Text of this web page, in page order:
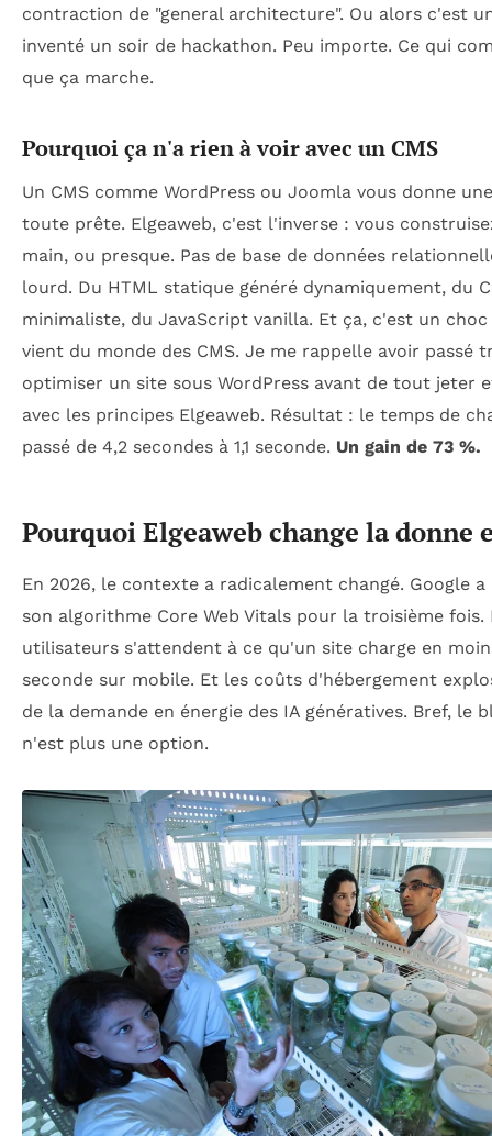
contraction de "general architecture". Ou alors c'est
inventé un soir de hackathon. Peu importe. Ce qui
que ça marche.
Pourquoi ça n'a rien à voir avec un CMS
Un CMS comme WordPress ou Joomla vous donne
toute prête. Elgeaweb, c'est l'inverse : vous
main, ou presque. Pas de base de données
lourd. Du HTML statique généré dynamiquement, du
minimaliste, du JavaScript vanilla. Et ça, c'est un
vient du monde des CMS. Je me rappelle avoir passé
optimiser un site sous WordPress avant de tout jeter
avec les principes Elgeaweb. Résultat : le temps de
passé de 4,2 secondes à 1,1 seconde. Un gain de 73 %.
Pourquoi Elgeaweb change la donne
En 2026, le contexte a radicalement changé. Google
son algorithme Core Web Vitals pour la troisième fois.
utilisateurs s'attendent à ce qu'un site charge en
seconde sur mobile. Et les coûts d'hébergement
de la demande en énergie des IA génératives. Bref, le
n'est plus une option.